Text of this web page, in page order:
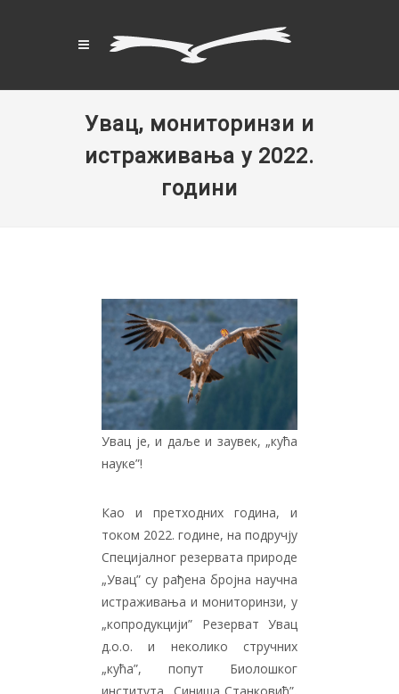
Увац, мониторинзи и
истраживања у 2022.
години
Увац је, и даље и заувек, „кућа
науке”!
Као и претходних година, и
током 2022. године, на подручју
Специјалног резервата природе
„Увац” су рађена бројна научна
истраживања и мониторинзи, у
„копродукцији” Резерват Увац
д.о.о. и неколико стручних
„кућа”, попут Биолошког